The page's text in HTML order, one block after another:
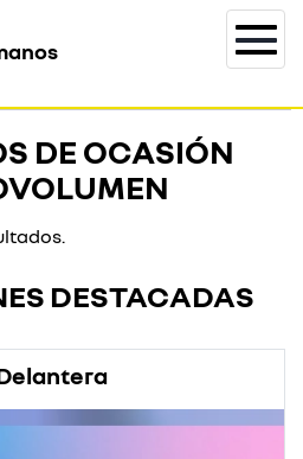
DE OCASIÓN
DESTACADAS